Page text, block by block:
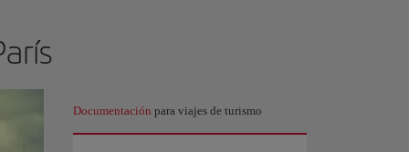
Documentación para viajes de turismo